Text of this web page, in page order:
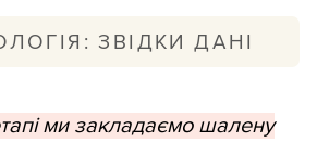
ЗВІДКИ ДАНІ
демографії та
ми закладаємо шалену